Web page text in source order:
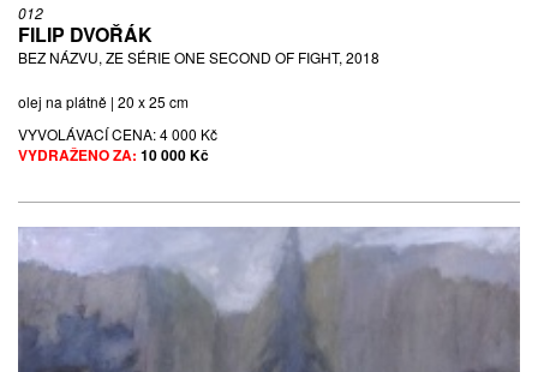
012
FILIP DVOŘÁK
BEZ NÁZVU, ZE SÉRIE ONE SECOND OF FIGHT, 2018
olej na plátně | 20 x 25 cm
VYVOLÁVACÍ CENA:4 000 Kč
VYDRAŽENO ZA: 10 000 Kč